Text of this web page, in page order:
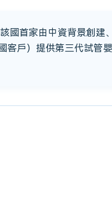
國首家由中資背景創建
戶）提供第三代試管